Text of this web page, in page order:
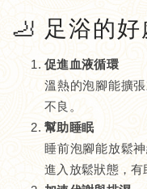
🦶 足浴的好
促進血液循環
溫熱的泡腳能擴
不良。
幫助睡眠
睡前泡腳能放鬆
進入放鬆狀態，有